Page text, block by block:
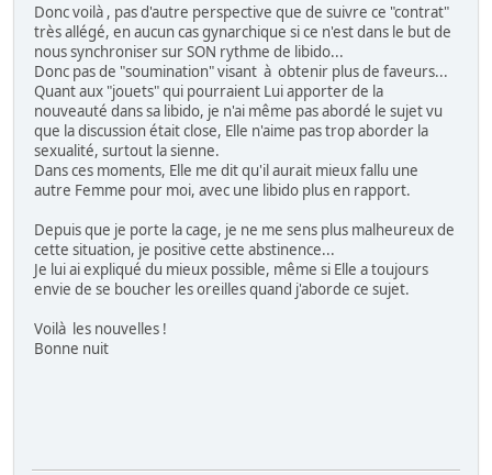
Donc voilà , pas d'autre perspective que de suivre ce "contrat"
très allégé, en aucun cas gynarchique si ce n'est dans le but de
nous synchroniser sur SON rythme de libido...
Donc pas de "soumination" visant à obtenir plus de faveurs...
Quant aux "jouets" qui pourraient Lui apporter de la
nouveauté dans sa libido, je n'ai même pas abordé le sujet vu
que la discussion était close, Elle n'aime pas trop aborder la
sexualité, surtout la sienne.
Dans ces moments, Elle me dit qu'il aurait mieux fallu une
autre Femme pour moi, avec une libido plus en rapport.
Depuis que je porte la cage, je ne me sens plus malheureux de
cette situation, je positive cette abstinence...
Je lui ai expliqué du mieux possible, même si Elle a toujours
envie de se boucher les oreilles quand j'aborde ce sujet.
Voilà les nouvelles !
Bonne nuit